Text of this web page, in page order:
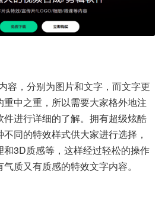
容，分别为图片和文字，而文字更
中之重，所以需要大家格外地注
进行详细的了解。拥有超级炫酷
同的特效样式供大家进行选择，
和3D质感等，这样经过轻松的操作
质又有质感的特效文字内容。